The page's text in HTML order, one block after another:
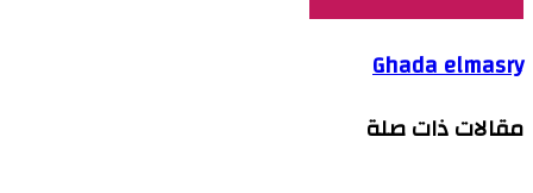
Ghada elmasry
مقالات ذات صلة